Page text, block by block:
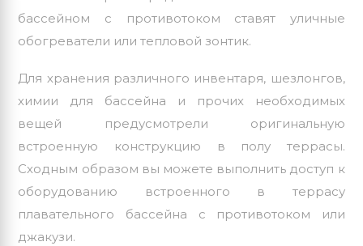
бассейном с противотоком ставят уличные
обогреватели или тепловой зонтик.
Для хранения различного инвентаря, шезлонгов,
химии для бассейна и прочих необходимых
вещей предусмотрели оригинальную
встроенную конструкцию в полу террасы.
Сходным образом вы можете выполнить доступ к
оборудованию встроенного в террасу
плавательного бассейна с противотоком или
джакузи.